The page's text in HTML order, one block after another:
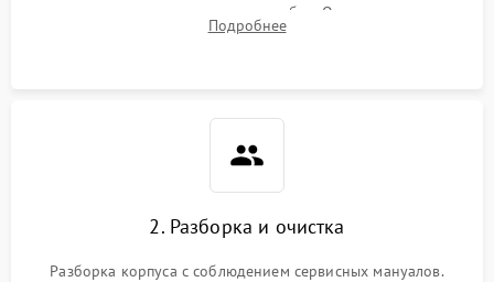
включение, считывание кодов ошибок. Оценка состояния
матрицы и затвора, проверка работы автофокуса и вспышки.
Подробнее
2. Разборка и очистка
Разборка корпуса с соблюдением сервисных мануалов.